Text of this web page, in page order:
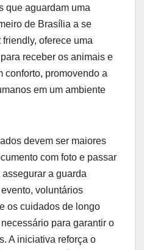
que aguardam uma
de Brasília a se
oferece uma
receber os animais e
conforto, promovendo a
em um ambiente
devem ser maiores
com foto e passar
a guarda
voluntários
os cuidados de longo
para garantir o
A iniciativa reforça o